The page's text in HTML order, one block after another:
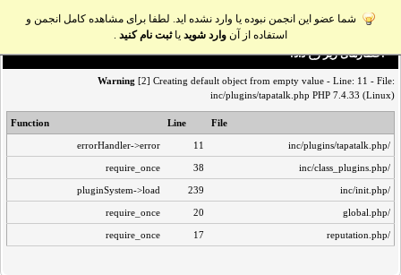
شما عضو این انجمن نبوده یا وارد نشده اید. لطفا برای مشاهده کامل انجمن و
استفاده از آن وارد شوید یاثبت نام کنید .
اخطار‌های زیر رخ داد:
Warning [2] Creating default object from empty value - Line: 11 - File:
inc/plugins/tapatalk.php PHP 7.4.33 (Linux)
File
Line
Function
/inc/plugins/tapatalk.php
11
errorHandler->error
/inc/class_plugins.php
38
require_once
/inc/init.php
239
pluginSystem->load
/global.php
20
require_once
/reputation.php
17
require_once